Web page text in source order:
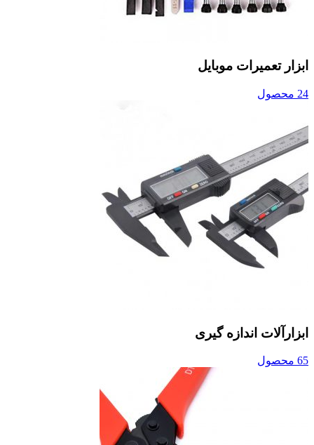
ابزار تعمیرات موبایل
24 محصول
ابزارآلات اندازه گیری
65 محصول